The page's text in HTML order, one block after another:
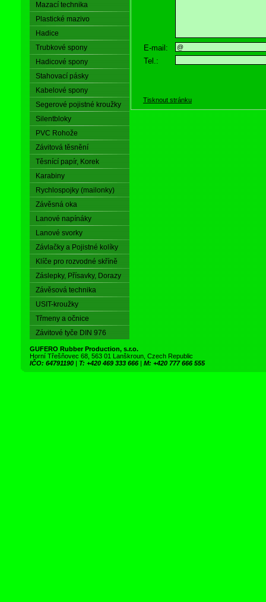
Mazací technika
Plastické mazivo
Hadice
Trubkové spony
Hadicové spony
Stahovací pásky
Kabelové spony
Segerové pojistné kroužky
Silentbloky
PVC Rohože
Závitová těsnění
Těsnící papír, Korek
Karabiny
Rychlospojky (mailonky)
Závěsná oka
Lanové napínáky
Lanové svorky
Závlačky a Pojistné kolíky
Klíče pro rozvodné skříně
Záslepky, Přísavky, Dorazy
Závěsová technika
USIT-kroužky
Třmeny a očnice
Závitové tyče DIN 976
E-mail:
Tel.:
Tisknout stránku
GUFERO Rubber Production, s.r.o.
Horní Třešňovec 68, 563 01 Lanškroun, Czech Republic
IČO: 64791190 | T: +420 469 333 666 | M: +420 777 666 555